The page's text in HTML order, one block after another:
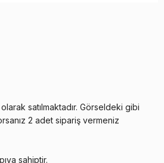
satılmaktadır. Görseldeki gibi
2 adet sipariş vermeniz
sahiptir.